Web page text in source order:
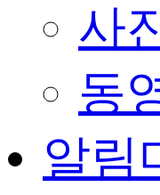
사
동
알림